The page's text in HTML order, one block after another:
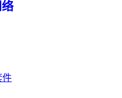
络
件